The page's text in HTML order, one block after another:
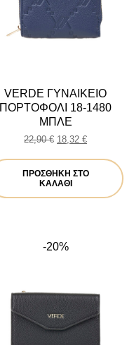
VERDE ΓΥΝΑΙΚΕΙΟ
ΠΟΡΤΟΦΟΛΙ 18-1480
ΜΠΛΕ
22,90€ Original
22,90 €.
18,32 €Η
18,32 €.
ΠΡΟΣΘΉΚΗ ΣΤΟ
ΚΑΛΆΘΙ
-20%